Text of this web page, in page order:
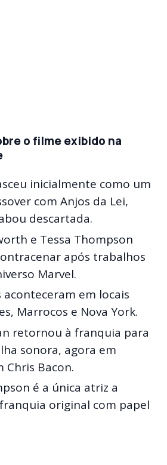
o filme exibido na
inicialmente como um
com Anjos da Lei,
descartada.
e Tessa Thompson
após trabalhos
Marvel.
aconteceram em locais
Marrocos e Nova York.
retornou à franquia para
sonora, agora em
Chris Bacon.
é a única atriz a
original com papel